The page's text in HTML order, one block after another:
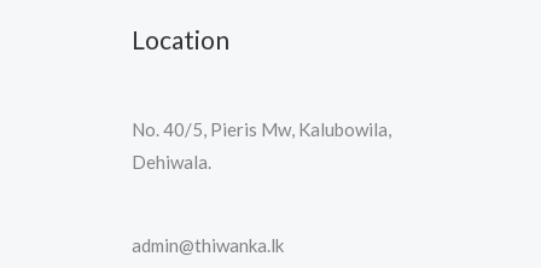
Location
No. 40/5, Pieris Mw, Kalubowila,
Dehiwala.
admin@thiwanka.lk